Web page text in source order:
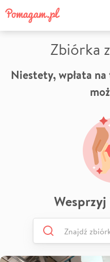
Zbiórka
Niestety, wpłata